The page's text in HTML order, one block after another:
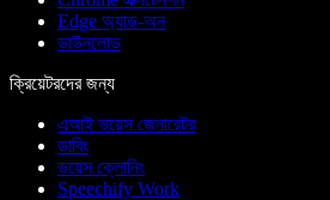
Edge অ্যাড-অন
ডাউনলোড
ক্রিয়েটরদের জন্য
এআই ভয়েস জেনারেটর
ডাবিং
ভয়েস ক্লোনিং
Speechify Work